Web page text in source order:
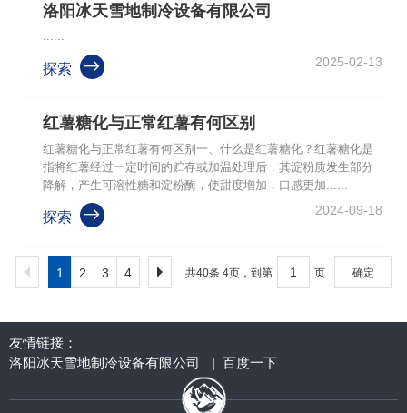
洛阳冰天雪地制冷设备有限公司
......
探索  2025-02-13
红薯糖化与正常红薯有何区别
红薯糖化与正常红薯有何区别一、什么是红薯糖化？红薯糖化是
指将红薯经过一定时间的贮存或加温处理后，其淀粉质发生部分
降解，产生可溶性糖和淀粉酶，使甜度增加，口感更加......
探索  2024-09-18
1 2 3 4 共40条 4页，到第 页 确定
友情链接：
洛阳冰天雪地制冷设备有限公司
| 百度一下